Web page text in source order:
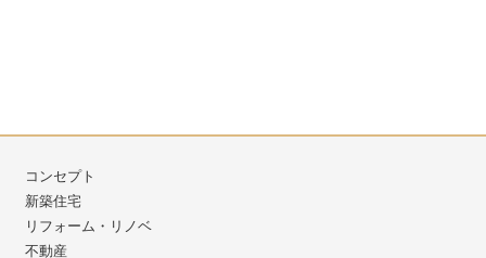
コンセプト
新築住宅
リフォーム・リノベ
不動産